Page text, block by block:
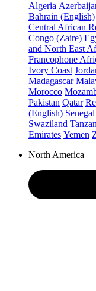
Algeria
Bahrain (English)
Central African
Congo (Zaire)
and North East
Francophone
Ivory Coast
Madagascar
Morocco
Pakistan Qatar
(English) Senegal
Swaziland
Emirates Yemen
North America